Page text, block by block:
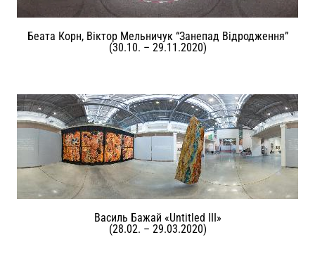
Беата Корн, Віктор Мельничук “Занепад Відродження”
(30.10. – 29.11.2020)
Василь Бажай «Untitled III»
(28.02. – 29.03.2020)